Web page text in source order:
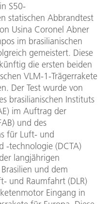
S50-
statischen Abbrandtest
Usina Coronel Abner
im brasilianischen
gemeistert. Diese
die ersten beiden
VLM-1-Trägerrakete
Der Test wurde von
brasilianischen Instituts
im Auftrag der
und des
für Luft- und
-technologie (DCTA)
langjährigen
und dem
und Raumfahrt (DLR)
Eingang in